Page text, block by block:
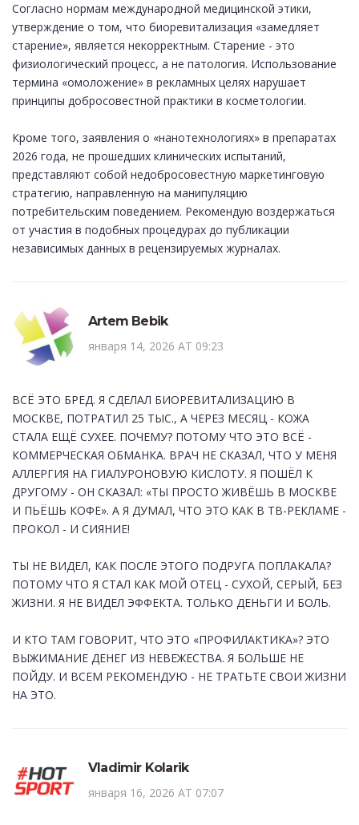
Согласно нормам международной медицинской этики,
утверждение о том, что биоревитализация «замедляет
старение», является некорректным. Старение - это
физиологический процесс, а не патология. Использование
термина «омоложение» в рекламных целях нарушает
принципы добросовестной практики в косметологии.
Кроме того, заявления о «нанотехнологиях» в препаратах
2026 года, не прошедших клинических испытаний,
представляют собой недобросовестную маркетинговую
стратегию, направленную на манипуляцию
потребительским поведением. Рекомендую воздержаться
от участия в подобных процедурах до публикации
независимых данных в рецензируемых журналах.
Artem Bebik
января 14, 2026 AT 09:23
ВСЁ ЭТО БРЕД. Я СДЕЛАЛ БИОРЕВИТАЛИЗАЦИЮ В
МОСКВЕ, ПОТРАТИЛ 25 ТЫС., А ЧЕРЕЗ МЕСЯЦ - КОЖА
СТАЛА ЕЩЁ СУХЕЕ. ПОЧЕМУ? ПОТОМУ ЧТО ЭТО ВСЁ -
КОММЕРЧЕСКАЯ ОБМАНКА. ВРАЧ НЕ СКАЗАЛ, ЧТО У МЕНЯ
АЛЛЕРГИЯ НА ГИАЛУРОНОВУЮ КИСЛОТУ. Я ПОШЁЛ К
ДРУГОМУ - ОН СКАЗАЛ: «ТЫ ПРОСТО ЖИВЁШЬ В МОСКВЕ
И ПЬЁШЬ КОФЕ». А Я ДУМАЛ, ЧТО ЭТО КАК В ТВ-РЕКЛАМЕ -
ПРОКОЛ - И СИЯНИЕ!
ТЫ НЕ ВИДЕЛ, КАК ПОСЛЕ ЭТОГО ПОДРУГА ПОПЛАКАЛА?
ПОТОМУ ЧТО Я СТАЛ КАК МОЙ ОТЕЦ - СУХОЙ, СЕРЫЙ, БЕЗ
ЖИЗНИ. Я НЕ ВИДЕЛ ЭФФЕКТА. ТОЛЬКО ДЕНЬГИ И БОЛЬ.
И КТО ТАМ ГОВОРИТ, ЧТО ЭТО «ПРОФИЛАКТИКА»? ЭТО
ВЫЖИМАНИЕ ДЕНЕГ ИЗ НЕВЕЖЕСТВА. Я БОЛЬШЕ НЕ
ПОЙДУ. И ВСЕМ РЕКОМЕНДУЮ - НЕ ТРАТЬТЕ СВОИ ЖИЗНИ
НА ЭТО.
Vladimir Kolarik
января 16, 2026 AT 07:07